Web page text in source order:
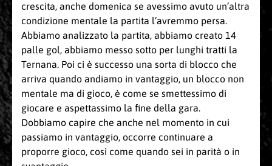
crescita, anche domenica se avessimo avuto un’altra
condizione mentale la partita l’avremmo persa.
Abbiamo analizzato la partita, abbiamo creato 14
palle gol, abbiamo messo sotto per lunghi tratti la
Ternana. Poi ci è successo una sorta di blocco che
arriva quando andiamo in vantaggio, un blocco non
mentale ma di gioco, è come se smettessimo di
giocare e aspettassimo la fine della gara.
Dobbiamo capire che anche nel momento in cui
passiamo in vantaggio, occorre continuare a
proporre gioco, così come quando sei in parità o in